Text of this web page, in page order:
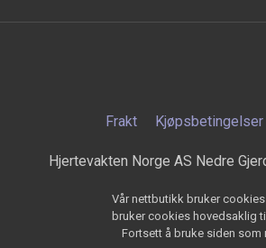
Frakt Kjøpsbetingelser
Hjertevakten Norge AS Nedre
Vår nettbutikk bruker
bruker cookies hovedsaklig
Fortsett å bruke siden